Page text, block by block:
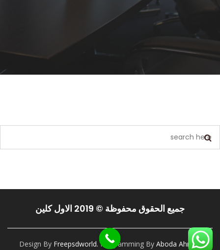
جميع الحقوق محفوظة © 2019 الاول كلين
Design By Freepsdworld. Programming By Aboda Ahmed